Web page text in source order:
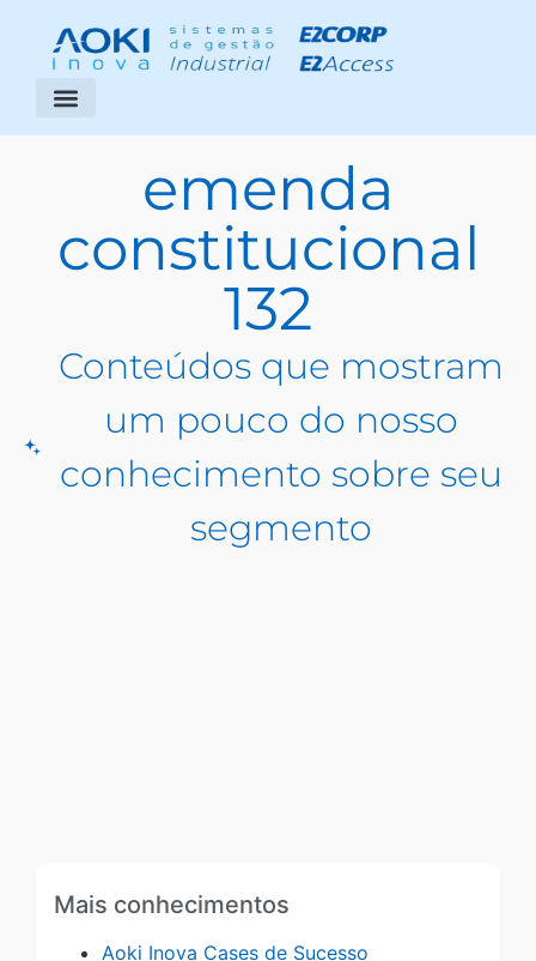
emenda
constitucional
132
Conteúdos que mostram
um pouco do nosso
conhecimento sobre seu
segmento
Mais conhecimentos
Aoki Inova Cases de Sucesso